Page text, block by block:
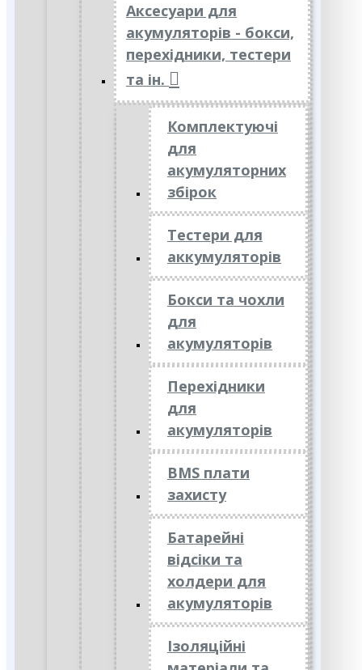
Аксесуари для
акумуляторів - бокси,
перехідники, тестери
та ін.
Комплектуючі
для
акумуляторних
збірок
Тестери для
аккумуляторів
Бокси та чохли
для
акумуляторів
Перехідники
для
акумуляторів
BMS плати
захисту
Батарейні
відсіки та
холдери для
акумуляторів
Ізоляційні